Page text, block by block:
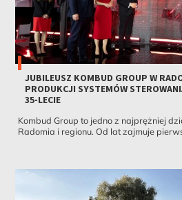
JUBILEUSZ KOMBUD GROUP W
PRODUKCJI SYSTEMÓW
35-LECIE
Kombud Group to jedno z najprężniej
Radomia i regionu. Od lat zajmuje